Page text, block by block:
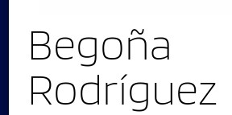
Begoña
Rodríguez